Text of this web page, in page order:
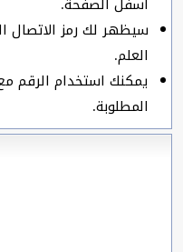
العلم.
يمكنك استخدام الرقم
المطلوبة.